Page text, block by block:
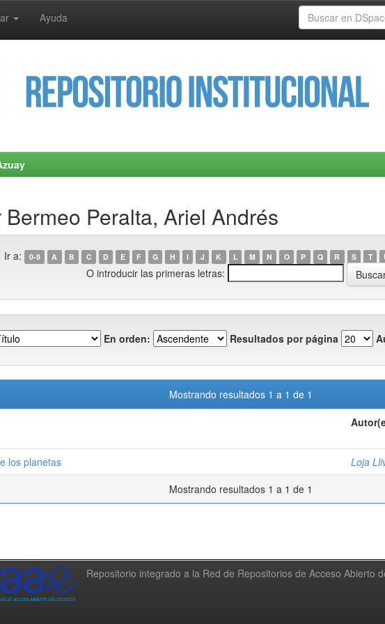
Ayuda
Peralta, Ariel Andrés
Ir a: 0-9 A B C D E F G H I J K L M N O P Q R S T
O introducir las primeras letras:
En orden: Resultados por página
Mostrando resultados 1 a 1 de 1
los planetas Loja
Mostrando resultados 1 a 1 de 1
Repositorio integrado a la Red de Repositorios de Acceso Abierto